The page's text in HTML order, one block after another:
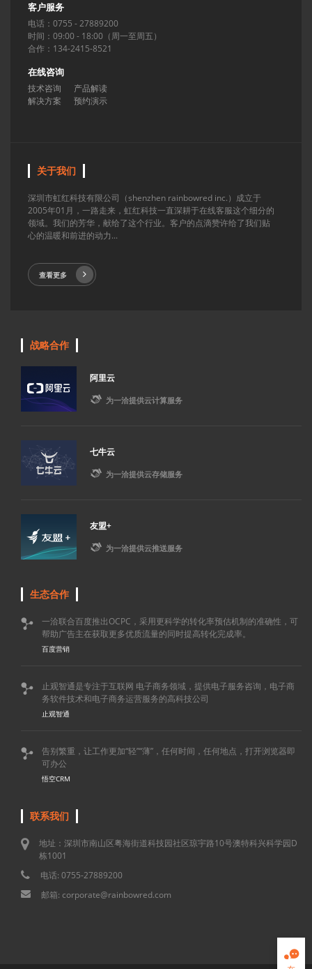
客户服务
电话：0755 - 27889200
时间：09:00 - 18:00（周一至周五）
合作：134-2415-8521
在线咨询
技术咨询
产品解读
解决方案
预约演示
关于我们
深圳市虹红科技有限公司（shenzhen rainbowred inc.）成立于
2005年01月，一路走来，虹红科技一直深耕于在线客服这个细分的
领域。我们的芳华，献给了这个行业。客户的点滴赞许给了我们贴
心的温暖和前进的动力...
查看更多
战略合作
阿里云
 为一洽提供云计算服务
七牛云
 为一洽提供云存储服务
友盟+
 为一洽提供云推送服务
生态合作

一洽联合百度推出OCPC，采用更科学的转化率预估机制的准确性，可
帮助广告主在获取更多优质流量的同时提高转化完成率。
百度营销

止观智通是专注于互联网 电子商务领域，提供电子服务咨询，电子商
务软件技术和电子商务运营服务的高科技公司
止观智通

告别繁重，让工作更加“轻”“薄”，任何时间，任何地点，打开浏览器即
可办公
悟空CRM
联系我们
地址：深圳市南山区粤海街道科技园社区琼宇路10号澳特科兴科学园D
栋1001
电话: 0755-27889200
邮箱: corporate@rainbowred.com
